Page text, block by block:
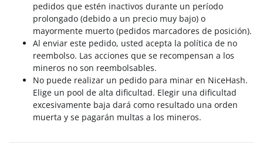
pedidos que estén inactivos durante un período
prolongado (debido a un precio muy bajo) o
mayormente muerto (pedidos marcadores de posición).
Al enviar este pedido, usted acepta la política de no
reembolso. Las acciones que se recompensan a los
mineros no son reembolsables.
No puede realizar un pedido para minar en NiceHash.
Elige un pool de alta dificultad. Elegir una dificultad
excesivamente baja dará como resultado una orden
muerta y se pagarán multas a los mineros.